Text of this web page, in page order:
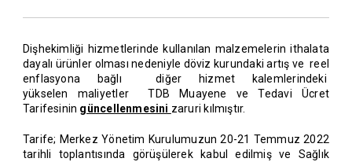
Dişhekimliği hizmetlerinde kullanılan malzemelerin ithalata
dayalı ürünler olması nedeniyle döviz kurundaki artış ve reel
enflasyona bağlı diğer hizmet kalemlerindeki
yükselen maliyetler TDB Muayene ve Tedavi Ücret
Tarifesinin güncellenmesini zaruri kılmıştır.
Tarife; Merkez Yönetim Kurulumuzun 20-21 Temmuz 2022
tarihli toplantısında görüşülerek kabul edilmiş ve Sağlık